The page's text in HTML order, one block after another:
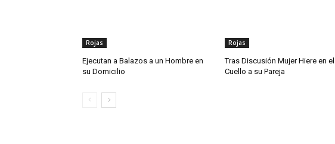
Rojas
Ejecutan a Balazos a un Hombre en
su Domicilio
Rojas
Tras Discusión Mujer Hiere en el
Cuello a su Pareja